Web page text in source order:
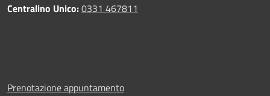
Centralino Unico:0331 467811
Prenotazione appuntamento